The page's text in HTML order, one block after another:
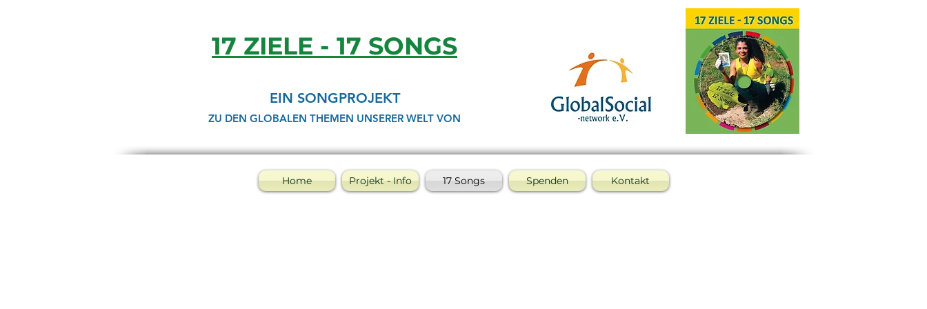
17 ZIELE - 17 SONGS
EIN SONGPROJEKT
ZU DEN GLOBALEN THEMEN UNSERER WELT VON
Home Projekt - Info 17 Songs Spenden Kontakt